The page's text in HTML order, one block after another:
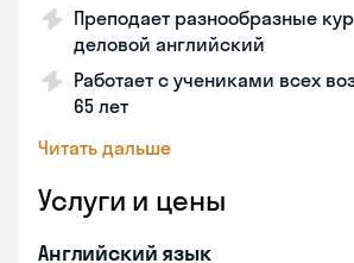
Преподает разнообразные
деловой английский
Работает с учениками всех
65 лет
Читать дальше
Услуги и цены
Английский язык